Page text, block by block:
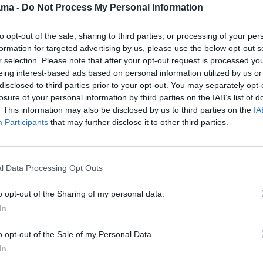
- Do Not Process My Personal Information
opt-out of the sale, sharing to third parties, or processing of your
for targeted advertising by us, please use the below opt-out
selection. Please note that after your opt-out request is processed
interest-based ads based on personal information utilized by us
to third parties prior to your opt-out. You may separately
of your personal information by third parties on the IAB’s list of
This information may also be disclosed by us to third parties on the
Participants that may further disclose it to other third parties.
Data Processing Opt Outs
opt-out of the Sharing of my personal data.
opt-out of the Sale of my Personal Data.
(Spider-
V)
(k) (The
kraujas"
IV)
nacionaliniai parkai"
13:00 "Ryklių istorijos"
("Shark with Steve
Backshall")
14:00"Galapagai.
Pasaulio pakraštys"
("Galapagos: Edge of the
World")
15:00
"Uošvių
16:30 "Gazas dugnas.
s
sez 6 s
13:10"Beprotiški nuotykiai
Nauji kraštai" (3) (Running
Wild with Bear Grylls: Off
the Map V)
14:10 "Katastrofos
žvelgiant iš kosmoso" (6)
(Disasters from Space)
15:15 "Važiuojam
užsidirbti" (5)
16:30"Slaptas turtuolis"
Series)
Vilniaus rajono